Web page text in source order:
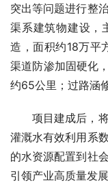
突出等问题进行整
渠系建筑物建设，
造，面积约18万平
渠道防渗加固硬化
约65公里；过路涵
项目建成后，
灌溉水有效利用系
的水资源配置到社
引领产业高质量发展